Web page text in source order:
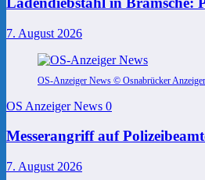
7. August 2026
OS-Anzeiger News © Osnabrücker Anzeiger
OS Anzeiger News 0
Messerangriff auf
7. August 2026